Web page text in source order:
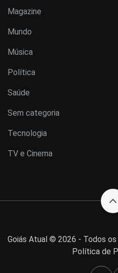
Magazine
Mundo
Música
Política
Saúde
Sem categoria
Tecnologia
TV e Cinema
Goiás Atual © 2026 - Todos
Política de